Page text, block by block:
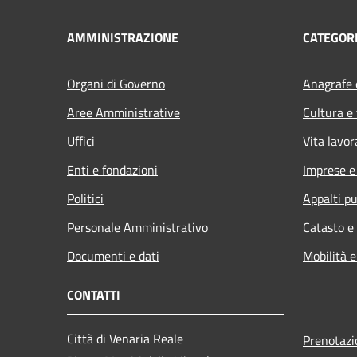
AMMINISTRAZIONE
Organi di Governo
Aree Amministrative
Uffici
Enti e fondazioni
Politici
Personale Amministrativo
Documenti e dati
Cultura
Vita
Imprese
Appalti
Catasto
Mobilità
CONTATTI
Città di Venaria Reale